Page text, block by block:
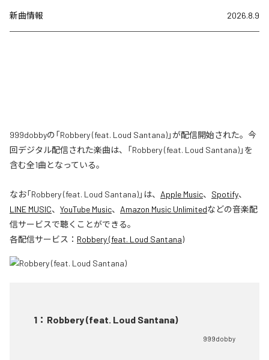
新曲情報 2026.8.9
999dobbyの「Robbery (feat. Loud Santana)」が配信開始された。今
回デジタル配信された楽曲は、「Robbery (feat. Loud Santana)」を
含む全1曲となっている。
なお「Robbery (feat. Loud Santana)」は、 Apple Music、 Spotify、
LINE MUSIC、 YouTube Music、 Amazon Music Unlimitedなどの音楽配
信サービスで聴くことができる。
各配信サービス： Robbery (feat. Loud Santana)
1 ： Robbery (feat. Loud Santana)
999dobby